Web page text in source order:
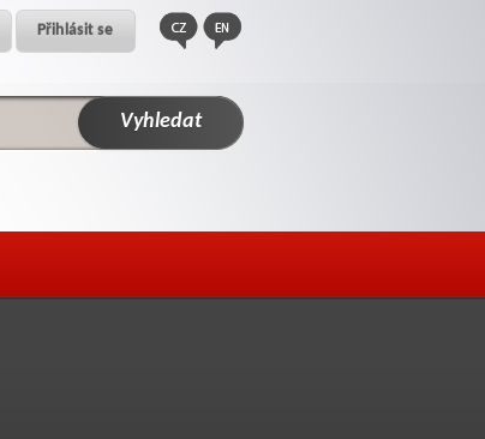
Přihlásit se